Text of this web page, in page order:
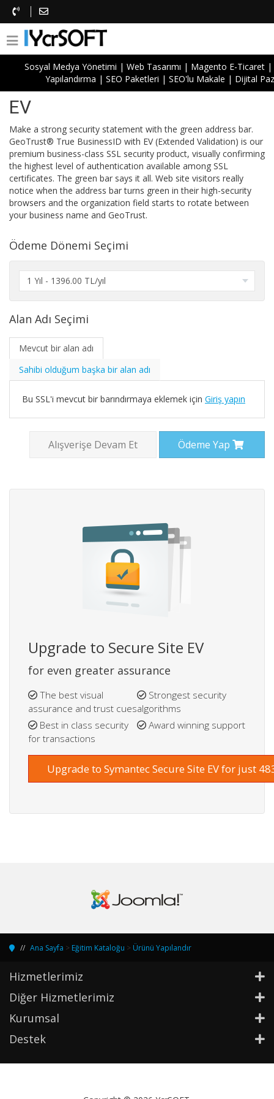
Sosyal Medya Yönetimi | Web Tasarımı | Magento E-Ticaret |
Yapılandırma | SEO Paketleri | SEO'lu Makale | Dijital
GeoTrust True Business ID with
EV
Make a strong security statement with the green address bar.
GeoTrust® True BusinessID with EV (Extended Validation) is our
premium business-class SSL security product, visually confirming
the highest level of authentication available among SSL
certificates. The green bar says it all. Web site visitors really
notice when the address bar turns green in their high-security
browsers and the organization field starts to rotate between
your business name and GeoTrust.
Ödeme Dönemi Seçimi
Alan Adı Seçimi
Mevcut bir alan adı
Sahibi olduğum başka bir alan adı
Bu SSL'i mevcut bir barındırmaya eklemek için Giriş yapın
Alışverişe Devam Et Ödeme Yap
Upgrade to Secure Site EV
for even greater assurance
The best visual
assurance and trust cues
Strongest security
algorithms
Best in class security
for transactions
Award winning support
Upgrade to Symantec Secure Site EV for just
Ana Sayfa > Eğitim Kataloğu > Ürünü Yapılandır
Hizmetlerimiz
Diğer Hizmetlerimiz
Kurumsal
Destek